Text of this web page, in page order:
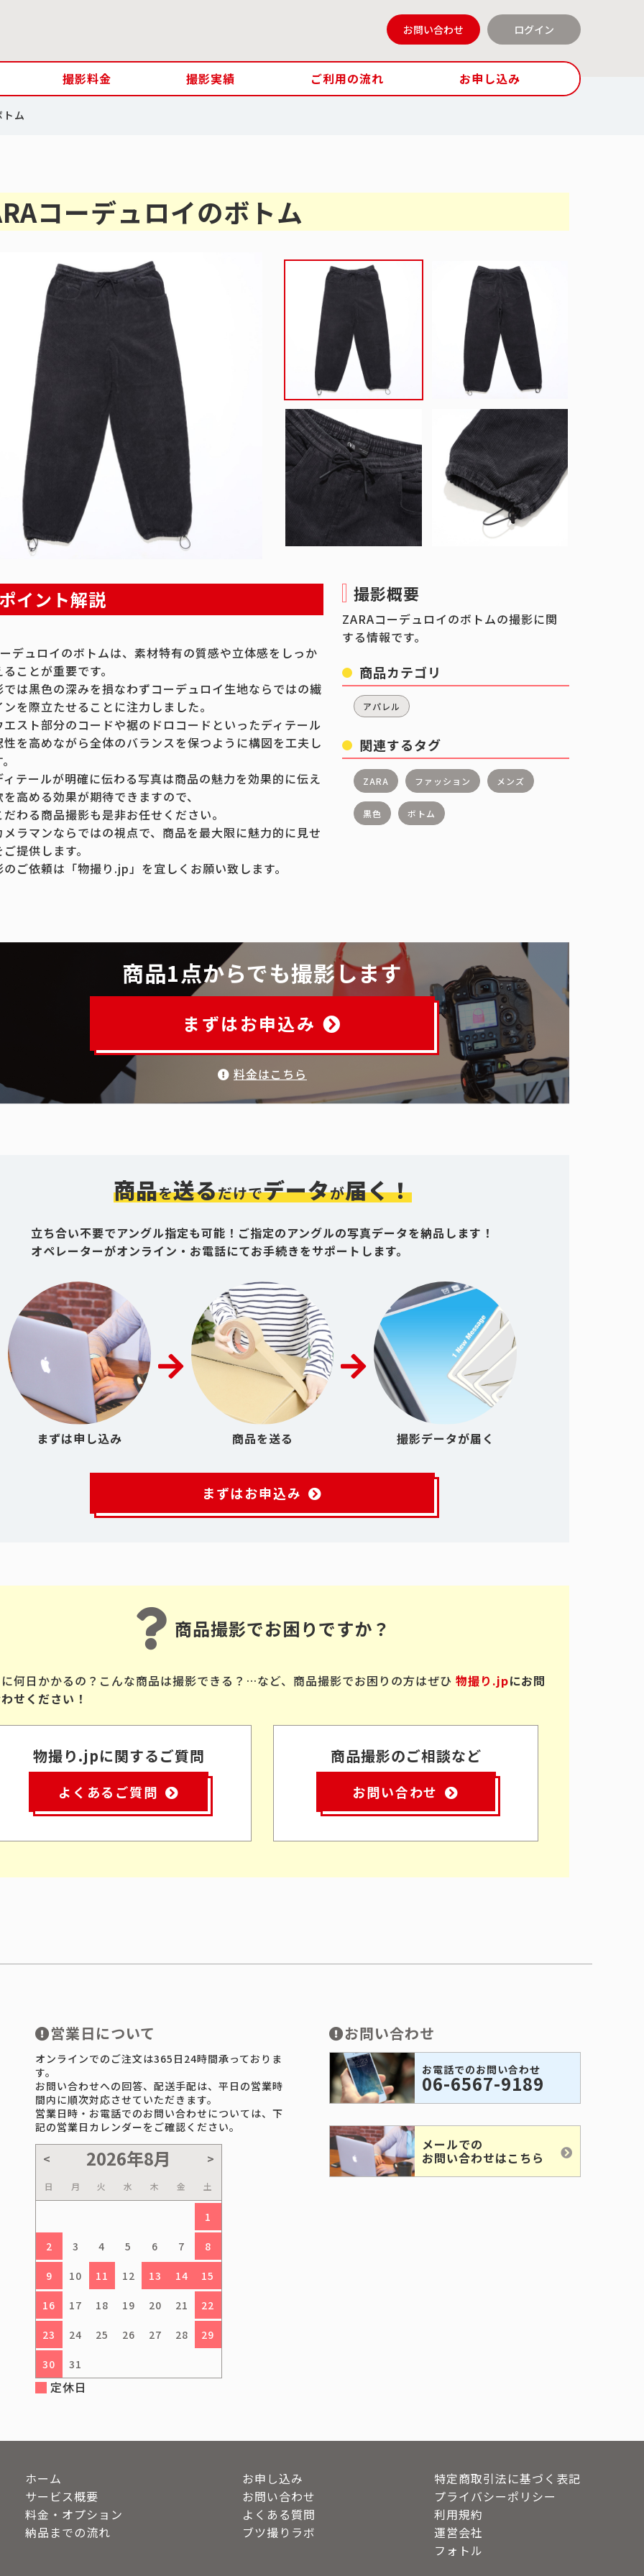
お問い合わせ ログイン
撮影料金 撮影実績 ご利用の流れ お申し込み
ム
コーデュロイのボトム
イント解説
デュロイのボトムは、素材特有の質感や立体感をしっか
ことが重要です。
では黒色の深みを損なわずコーデュロイ生地ならではの繊
を際立たせることに注力しました。
エスト部分のコードや裾のドロコードといったディテール
性を高めながら全体のバランスを保つように構図を工夫し
ィテールが明確に伝わる写真は商品の魅力を効果的に伝え
高める効果が期待できますので、
わる商品撮影も是非お任せください。
メラマンならではの視点で、商品を最大限に魅力的に見せ
提供します。
ご依頼は「物撮り.jp」を宜しくお願い致します。
撮影概要
ZARAコーデュロイのボトムの撮影に関
する情報です。
商品カテゴリ
アパレル
関連するタグ
ZARA ファッション メンズ
黒色 ボトム
商品1点からでも撮影します
まずはお申込み
料金はこちら
商品を送るだけでデータが届く！
立ち合い不要でアングル指定も可能！ご指定のアングルの写真データを納品します！
オペレーターがオンライン・お電話にてお手続きをサポートします。
まずは申し込み 商品を送る 撮影データが届く
まずはお申込み
商品撮影でお困りですか？
何日かかるの？こんな商品は撮影できる？…など、商品撮影でお困りの方はぜひ 物撮り.jpにお問
せください！
物撮り.jpに関するご質問
よくあるご質問
商品撮影のご相談など
お問い合わせ
営業日について
オンラインでのご注文は365日24時間承っておりま
す。
お問い合わせへの回答、配送手配は、平日の営業時
間内に順次対応させていただきます。
営業日時・お電話でのお問い合わせについては、下
記の営業日カレンダーをご確認ください。
日 月 火 水 木 金 土
1
2 3 4 5 6 7 8
9 10 11 12 13 14 15
16 17 18 19 20 21 22
23 24 25 26 27 28 29
30 31
定休日
お問い合わせ
お電話でのお問い合わせ
06-6567-9189
メールでの
お問い合わせはこちら
ホーム
サービス概要
料金・オプション
納品までの流れ
お申し込み
お問い合わせ
よくある質問
ブツ撮りラボ
特定商取引法に基づく表記
プライバシーポリシー
利用規約
運営会社
フォトル